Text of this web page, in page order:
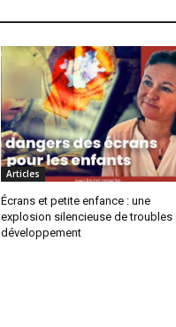
Articles
Écrans et petite enfance : une
explosion silencieuse de troubles
développement